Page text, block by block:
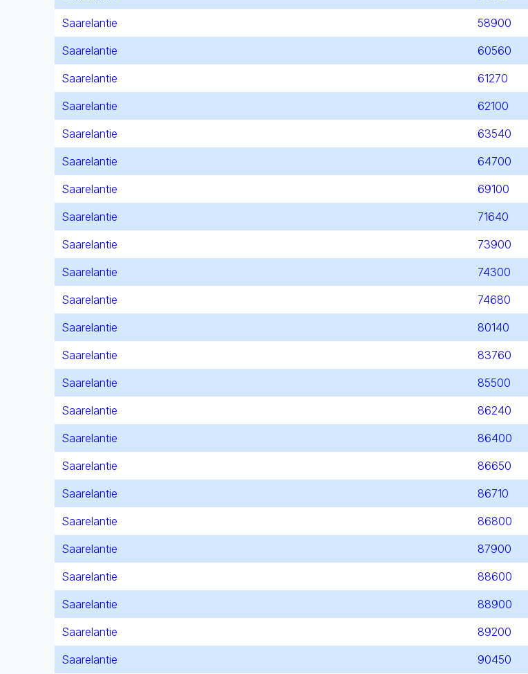
Saarelantie
58900
Saarelantie
60560
Saarelantie
61270
Saarelantie
62100
Saarelantie
63540
Saarelantie
64700
Saarelantie
69100
Saarelantie
71640
Saarelantie
73900
Saarelantie
74300
Saarelantie
74680
Saarelantie
80140
Saarelantie
83760
Saarelantie
85500
Saarelantie
86240
Saarelantie
86400
Saarelantie
86650
Saarelantie
86710
Saarelantie
86800
Saarelantie
87900
Saarelantie
88600
Saarelantie
88900
Saarelantie
89200
Saarelantie
90450